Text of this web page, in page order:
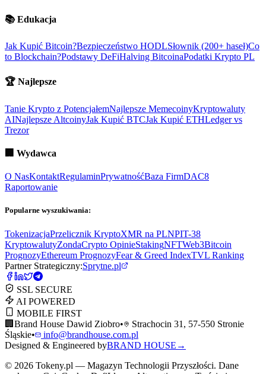
📚 Edukacja
Jak Kupić Bitcoin?Bezpieczeństwo HODLSłownik (200+ haseł)Co
to Blockchain?Podstawy DeFiHalving BitcoinaPodatki Krypto PL
🏆 Najlepsze
Tanie Krypto z PotencjałemNajlepsze MemecoinyKryptowaluty
AINajlepsze AltcoinyJak Kupić BTCJak Kupić ETHLedger vs
Trezor
🏢 Wydawca
O NasKontaktRegulaminPrywatnośćBaza FirmDAC8
Raportowanie
Popularne wyszukiwania:
TokenizacjaPrzelicznik KryptoXMR na PLNPIT-38
KryptowalutyZondaCrypto OpinieStakingNFTWeb3Bitcoin
PrognozyEthereum PrognozyFear & Greed IndexTVL Ranking
Partner Strategiczny:Sprytne.pl
SSL SECURE
AI POWERED
MOBILE FIRST
🏢 Brand House Dawid Ziobro•
Strachocin 31, 57-550 Stronie
Śląskie•
info@brandhouse.com.pl
Designed & Engineered byBRAND HOUSE →
© 2026 Tokeny.pl — Magazyn Technologii Przyszłości. Dane